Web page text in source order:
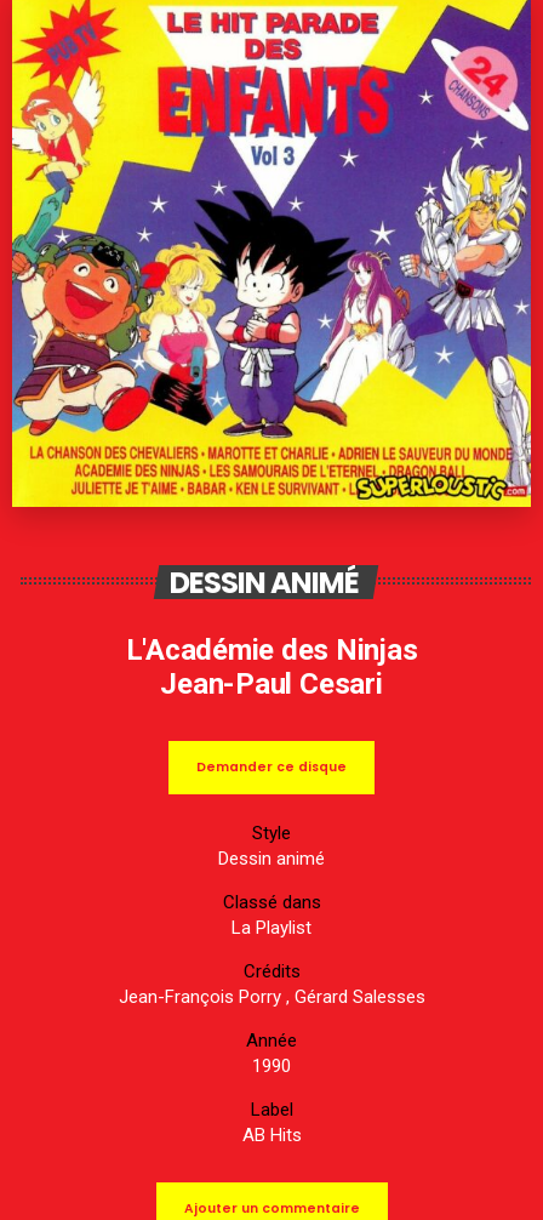
DESSIN ANIMÉ
L'Académie des Ninjas
Jean-Paul Cesari
Demander ce disque
Style
Dessin animé
Classé dans
La Playlist
Crédits
Jean-François Porry , Gérard Salesses
Année
1990
Label
AB Hits
Ajouter un commentaire